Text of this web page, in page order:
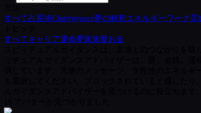
すべて占星術Clairvoyance夢の解釈エネルギーワーク 霊
すべてキャリア運命夢家族愛お金